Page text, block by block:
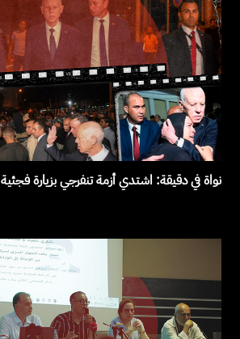
نواة في دقيقة: اشتدي أزمة تنفرجي بزيارة فجئية